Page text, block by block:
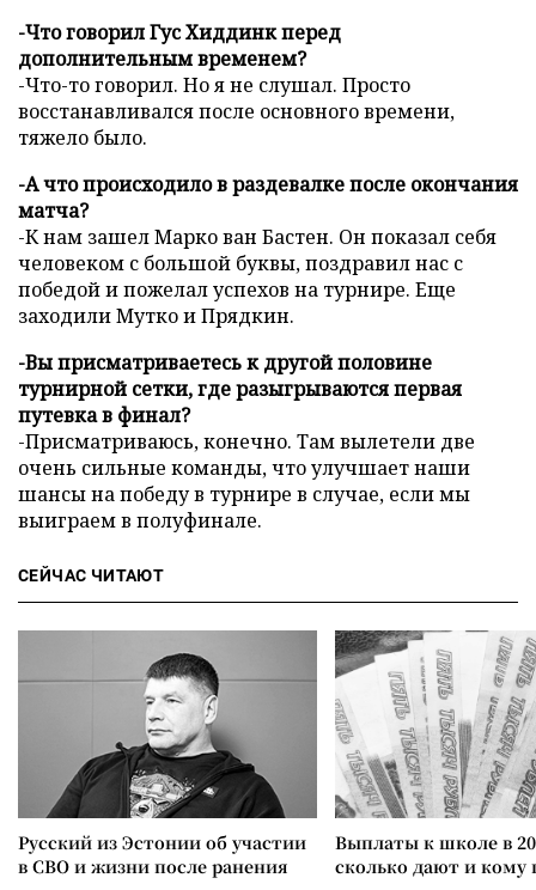
-Что говорил Гус Хиддинк перед
дополнительным временем?
-Что-то говорил. Но я не слушал. Просто
восстанавливался после основного времени,
тяжело было.
-А что происходило в раздевалке после окончания
матча?
-К нам зашел Марко ван Бастен. Он показал себя
человеком с большой буквы, поздравил нас с
победой и пожелал успехов на турнире. Еще
заходили Мутко и Прядкин.
-Вы присматриваетесь к другой половине
турнирной сетки, где разыгрываются первая
путевка в финал?
-Присматриваюсь, конечно. Там вылетели две
очень сильные команды, что улучшает наши
шансы на победу в турнире в случае, если мы
выиграем в полуфинале.
СЕЙЧАС ЧИТАЮТ
Русский из Эстонии об участии
в СВО и жизни после ранения
Выплаты к школе в
сколько дают и